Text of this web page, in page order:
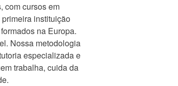
com cursos em
instituição
na Europa.
Nossa metodologia
especializada e
trabalha, cuida da